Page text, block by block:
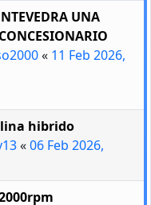
UNA
« 11 Feb 2026,
hibrido
«06 Feb 2026,